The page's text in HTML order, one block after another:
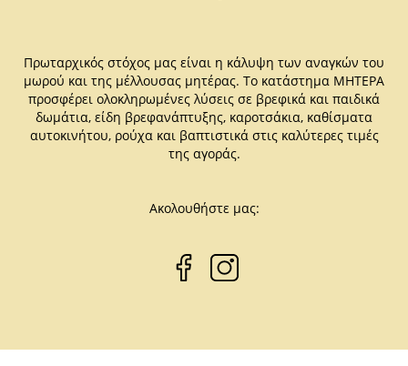
Πρωταρχικός στόχος μας είναι η κάλυψη των αναγκών του
μωρού και της μέλλουσας μητέρας. Το κατάστημα ΜΗΤΕΡΑ
προσφέρει ολοκληρωμένες λύσεις σε βρεφικά και παιδικά
δωμάτια, είδη βρεφανάπτυξης, καροτσάκια, καθίσματα
αυτοκινήτου, ρούχα και βαπτιστικά στις καλύτερες τιμές
της αγοράς.
Ακολουθήστε μας: